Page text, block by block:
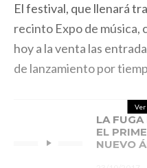
El festival, que llenará
recinto Expo de música,
hoy a la venta las
de lanzamiento por
Ver
LA FUGA
EL
NUEVO